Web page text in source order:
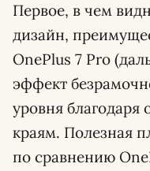
Первое, в чем
дизайн,
OnePlus 7 Pro
эффект
уровня благодаря
краям. Полезная
по сравнению